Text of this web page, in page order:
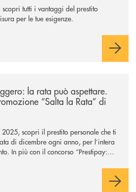
tutti i vantaggi del prestito
per le tue esigenze.
la rata può aspettare.
“Salta la Rata” di
scopri il prestito personale che ti
di dicembre ogni anno, per l’intera
In più con il concorso “Prestipay: la